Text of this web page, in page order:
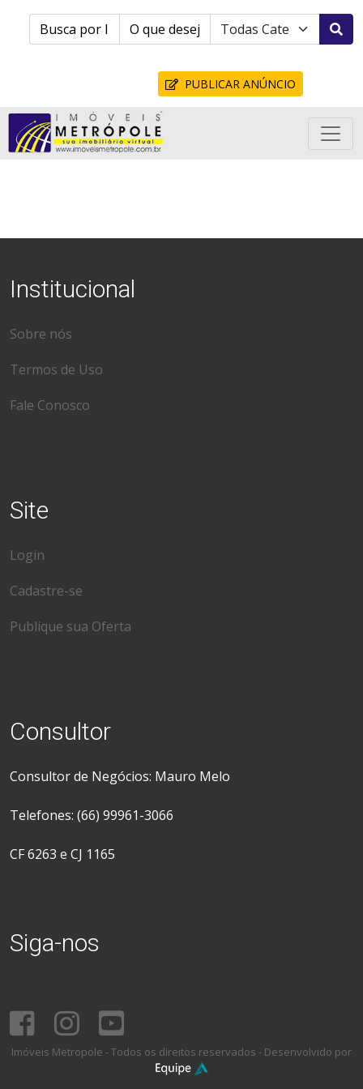
PUBLICAR ANÚNCIO
Institucional
Sobre nós
Termos de Uso
Fale Conosco
Site
Login
Cadastre-se
Publique sua Oferta
Consultor
Consultor de Negócios: Mauro Melo
Telefones: (66) 99961-3066
CF 6263 e CJ 1165
Siga-nos
Imóveis Metropole - Todos os direitos reservados - Desenvolvido por